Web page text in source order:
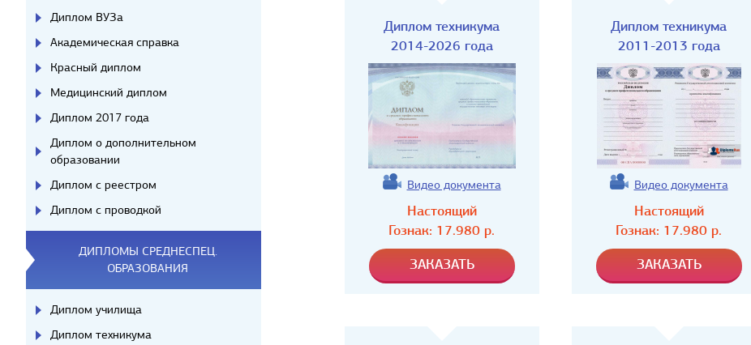
Диплом техникума
2014-2026 года
Видео документа
Настоящий
Гознак: 17.980 р.
Диплом техникума
2011-2013 года
Видео документа
Настоящий
Гознак: 17.980 р.
Диплом ВУЗа
Академическая справка
Красный диплом
Медицинский диплом
Диплом 2017 года
Диплом о дополнительном
образовании
Диплом с реестром
Диплом с проводкой
ДИПЛОМЫ СРЕДНЕСПЕЦ.
ОБРАЗОВАНИЯ
Диплом училища
Диплом техникума